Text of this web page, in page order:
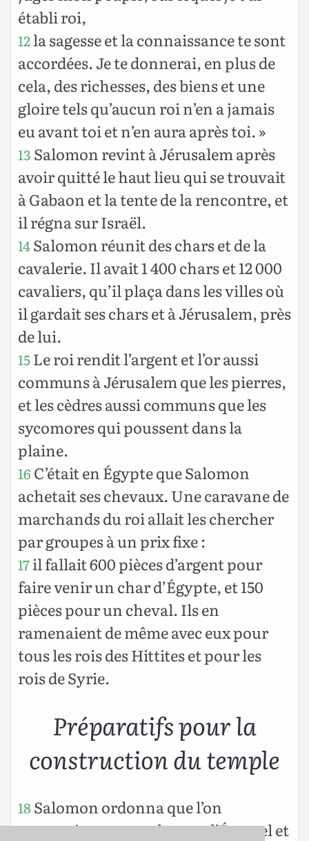
établi roi,
12la sagesse et la connaissance te sont
accordées. Je te donnerai, en plus de
cela, des richesses, des biens et une
gloire tels qu’aucun roi n’en a jamais
eu avant toi et n’en aura après toi. »
13 Salomon revint à Jérusalem après
avoir quitté le haut lieu qui se trouvait
à Gabaon et la tente de la rencontre, et
il régna sur Israël.
14Salomon réunit des chars et de la
cavalerie. Il avait 1 400 chars et 12 000
cavaliers, qu’il plaça dans les villes où
il gardait ses chars et à Jérusalem, près
de lui.
15Le roi rendit l’argent et l’or aussi
communs à Jérusalem que les pierres,
et les cèdres aussi communs que les
sycomores qui poussent dans la
plaine.
16 C’était en Égypte que Salomon
achetait ses chevaux. Une caravane de
marchands du roi allait les chercher
par groupes à un prix fixe :
17il fallait 600 pièces d’argent pour
faire venir un char d’Égypte, et 150
pièces pour un cheval. Ils en
ramenaient de même avec eux pour
tous les rois des Hittites et pour les
rois de Syrie.
Préparatifs pour la
construction du temple
18Salomon ordonna que l’on
construise un temple pour l’Éternel et